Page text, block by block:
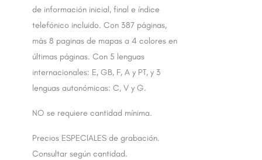
de información inicial, final e índice
telefónico incluido. Con 387 páginas,
más 8 paginas de mapas a 4 colores en
últimas páginas. Con 5 lenguas
internacionales: E, GB, F, A y PT, y 3
lenguas autonómicas: C, V y G.
NO se requiere cantidad mínima.
Precios ESPECIALES de grabación.
Consultar según cantidad.